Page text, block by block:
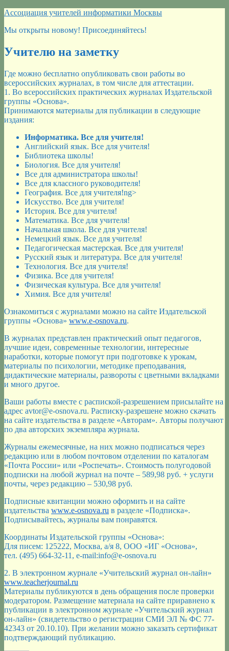
Перейти
содержимому
Ассоциация учителей информатики Москвы
Мы открыты новому! Присоединяйтесь!
Учителю на заметку
Где можно бесплатно опубликовать свои работы во
всероссийских журналах, в том числе для аттестации.
1. Во всероссийских практических журналах Издательской
группы «Основа».
Принимаются материалы для публикации в следующие
издания:
Информатика. Все для учителя!
Английский язык. Все для учителя!
Библиотека школы!
Биология. Все для учителя!
Все для администратора школы!
Все для классного руководителя!
География. Все для учителя!ng>
Искусство. Все для учителя!
История. Все для учителя!
Математика. Все для учителя!
Начальная школа. Все для учителя!
Немецкий язык. Все для учителя!
Педагогическая мастерская. Все для учителя!
Русский язык и литература. Все для учителя!
Технология. Все для учителя!
Физика. Все для учителя!
Физическая культура. Все для учителя!
Химия. Все для учителя!
Ознакомиться с журналами можно на сайте Издательской
группы «Основа» www.e-osnova.ru.
В журналах представлен практический опыт педагогов,
лучшие идеи, современные технологии, интересные
наработки, которые помогут при подготовке к урокам,
материалы по психологии, методике преподавания,
дидактические материалы, развороты с цветными вкладками
и много другое.
Ваши работы вместе с распиской-разрешением присылайте на
адрес avtor@e-osnova.ru. Расписку-разрешене можно скачать
на сайте издательства в разделе «Авторам». Авторы получают
по два авторских экземпляра журнала.
Журналы ежемесячные, на них можно подписаться через
редакцию или в любом почтовом отделении по каталогам
«Почта России» или «Роспечать». Стоимость полугодовой
подписки на любой журнал на почте – 589,98 руб. + услуги
почты, через редакцию – 530,98 руб.
Подписные квитанции можно оформить и на сайте
издательства www.e-osnova.ru в разделе «Подписка».
Подписывайтесь, журналы вам понравятся.
Координаты Издательской группы «Основа»:
Для писем: 125222, Москва, а/я 8, ООО «ИГ «Основа»,
тел. (495) 664-32-11, e-mail:info@e-osnova.ru
2. В электронном журнале «Учительский журнал он-лайн»
www.teacherjournal.ru
Материалы публикуются в день обращения после проверки
модератором. Размещение материала на сайте приравнено к
публикации в электронном журнале «Учительский журнал
он-лайн» (свидетельство о регистрации СМИ ЭЛ № ФС 77-
42343 от 20.10.10). При желании можно заказать сертификат
подтверждающий публикацию.